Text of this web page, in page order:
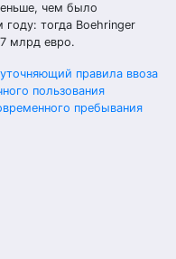
чем было
году: тогда Boehringer
млрд евро.
правила ввоза
пользования
пребывания